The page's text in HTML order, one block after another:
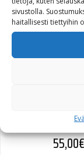
sivustolla.
haitallisesti tiettyihin
levikesarja,
(04-) / XT
55,00€